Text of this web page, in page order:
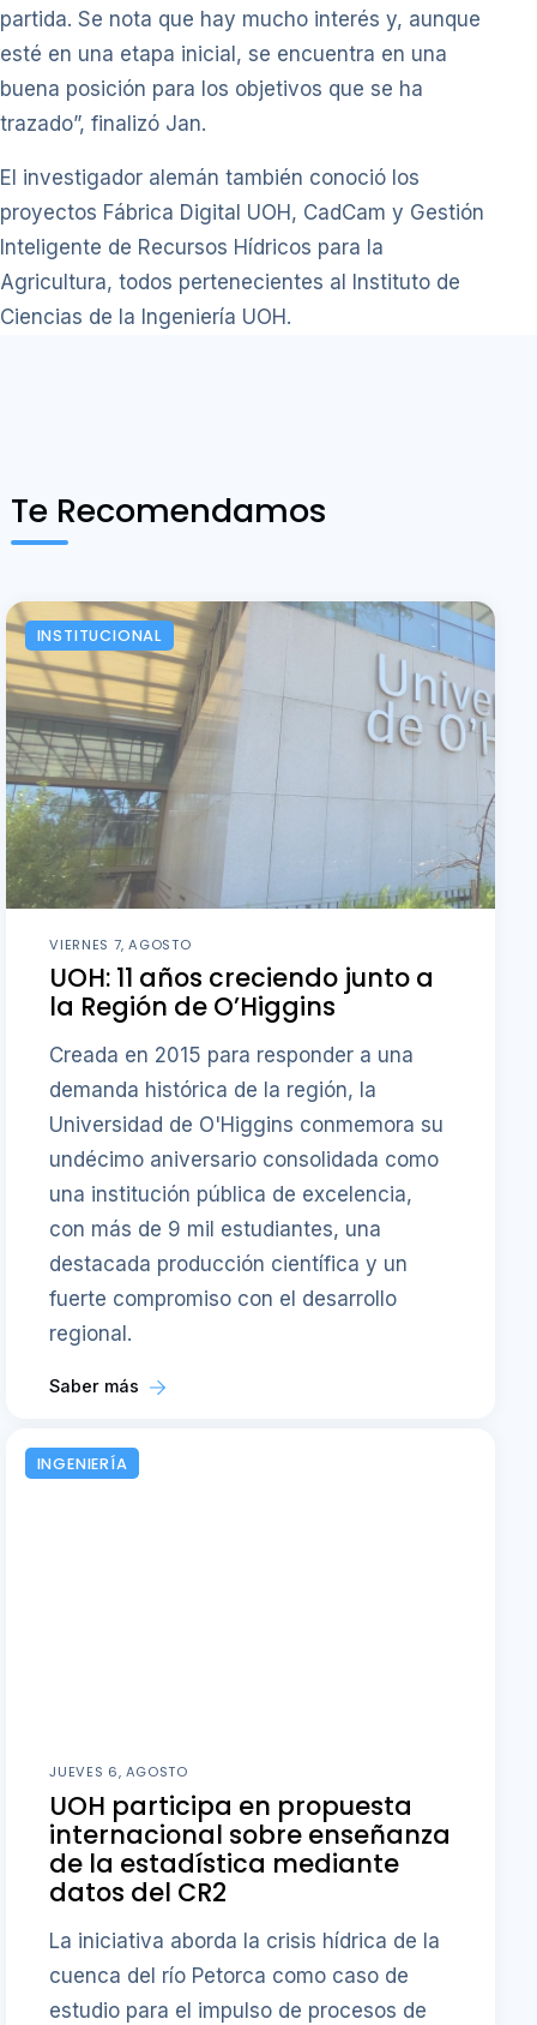
partida. Se nota que hay mucho interés y, aunque
esté en una etapa inicial, se encuentra en una
buena posición para los objetivos que se ha
trazado”, finalizó Jan.
El investigador alemán también conoció los
proyectos Fábrica Digital UOH, CadCam y Gestión
Inteligente de Recursos Hídricos para la
Agricultura, todos pertenecientes al Instituto de
Ciencias de la Ingeniería UOH.
Te Recomendamos
INSTITUCIONAL
VIERNES 7, AGOSTO
UOH: 11 años creciendo junto a
la Región de O’Higgins
Creada en 2015 para responder a una
demanda histórica de la región, la
Universidad de O'Higgins conmemora su
undécimo aniversario consolidada como
una institución pública de excelencia,
con más de 9 mil estudiantes, una
destacada producción científica y un
fuerte compromiso con el desarrollo
regional.
Saber más
INGENIERÍA
JUEVES 6, AGOSTO
UOH participa en propuesta
internacional sobre enseñanza
de la estadística mediante
datos del CR2
La iniciativa aborda la crisis hídrica de la
cuenca del río Petorca como caso de
estudio para el impulso de procesos de